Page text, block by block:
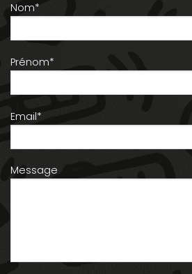
Nom*
Prénom*
Email*
Message